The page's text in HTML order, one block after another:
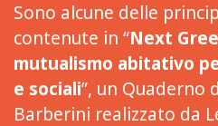
Sono alcune delle
contenute in “Next
mutualismo abitativo
e sociali”, un Quaderno
Barberini realizzato da